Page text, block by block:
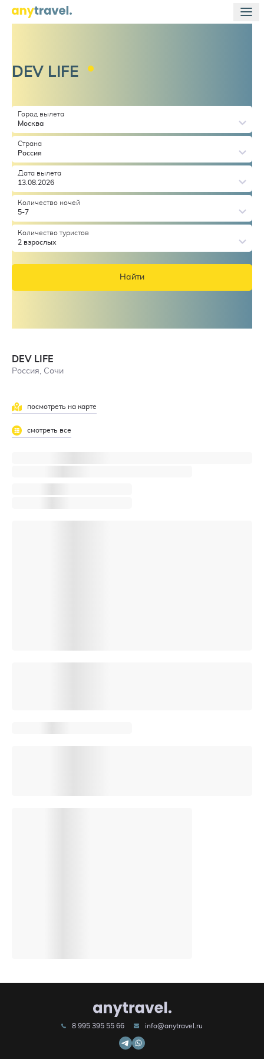
DEV LIFE
Город вылета
Москва
Страна
Россия
Дата вылета
13.08.2026
Количество ночей
5-7
Количество туристов
2 взрослых
Найти
DEV LIFE
Россия, Сочи
посмотреть на карте
смотреть все
8 995 395 55 66 info@anytravel.ru